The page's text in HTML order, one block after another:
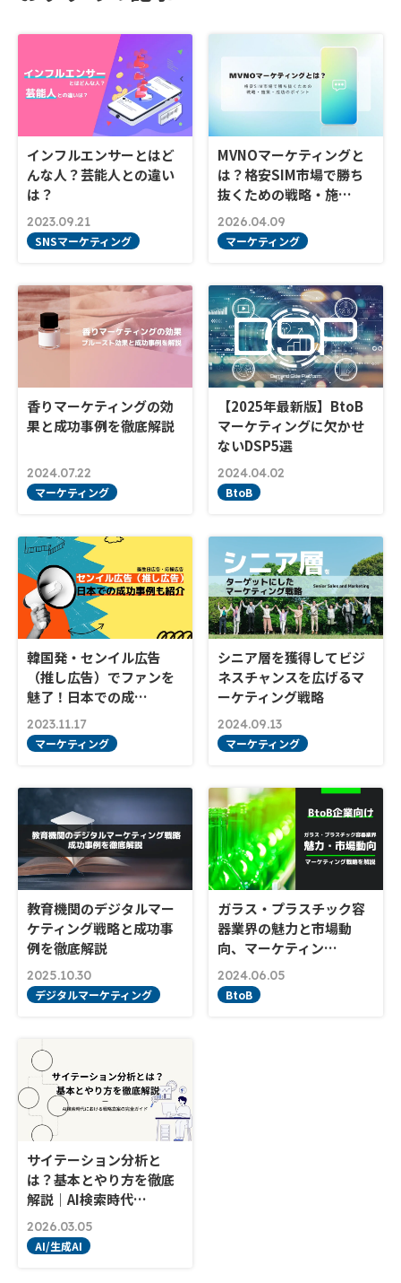
インフルエンサーとはど
んな人？芸能人との違い
は？
2023.09.21
SNSマーケティング
MVNOマーケティングと
は？格安SIM市場で勝ち
抜くための戦略・施…
2026.04.09
マーケティング
香りマーケティングの効
果と成功事例を徹底解説
2024.07.22
マーケティング
【2025年最新版】BtoB
マーケティングに欠かせ
ないDSP5選
2024.04.02
BtoB
韓国発・センイル広告
（推し広告）でファンを
魅了！日本での成…
2023.11.17
マーケティング
シニア層を獲得してビジ
ネスチャンスを広げるマ
ーケティング戦略
2024.09.13
マーケティング
教育機関のデジタルマー
ケティング戦略と成功事
例を徹底解説
2025.10.30
デジタルマーケティング
ガラス・プラスチック容
器業界の魅力と市場動
向、マーケティン…
2024.06.05
BtoB
サイテーション分析と
は？基本とやり方を徹底
解説｜AI検索時代…
2026.03.05
AI/生成AI